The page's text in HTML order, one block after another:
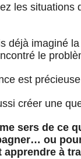
les situations
déjà imaginé
le
est
créer une
sers de ce
ou
apprendre à